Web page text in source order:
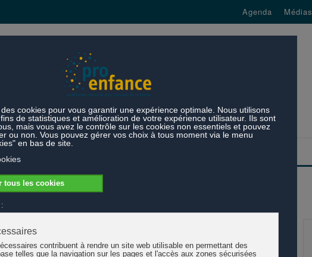
Agenda Médias
et communication : enjeux dans la petite enfance
dans la petite enfance